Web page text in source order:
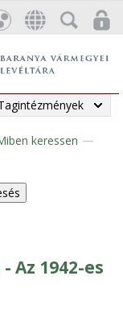
keressen
Az 1942-es